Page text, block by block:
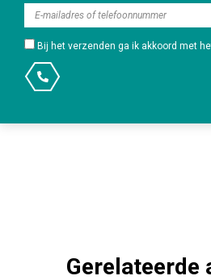
Bij het verzenden ga ik akkoord met
Gerelateerde